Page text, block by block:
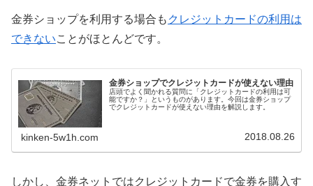
金券ショップを利用する場合も クレジットカードの利用は
できないことがほとんどです。
金券ショップでクレジットカードが使えない理由
店頭でよく聞かれる質問に「クレジットカードの利用は可
能ですか？」というものがあります。今回は金券ショップ
でクレジットカードが使えない理由を解説します。
kinken-5w1h.com 2018.08.26
しかし、金券ネットではクレジットカードで金券を購入す